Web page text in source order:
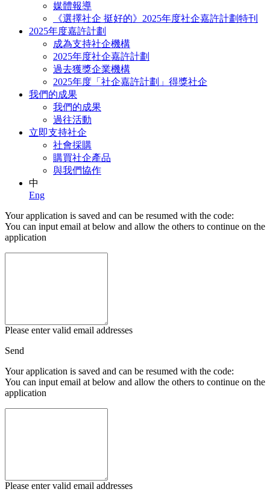
媒體報導
《選擇社企 挺好的》2025年度社企嘉許計劃特刊
2025年度嘉許計劃
成為支持社企機構
2025年度社企嘉許計劃
過去獲獎企業機構
2025年度「社企嘉許計劃」得獎社企
我們的成果
我們的成果
過往活動
立即支持社企
社會採購
購買社企產品
與我們協作
中
Eng
Your application is saved and can be resumed with the code:
You can input email at below and allow the others to continue on the
application
Please enter valid email addresses
Send
Your application is saved and can be resumed with the code:
You can input email at below and allow the others to continue on the
application
Please enter valid email addresses